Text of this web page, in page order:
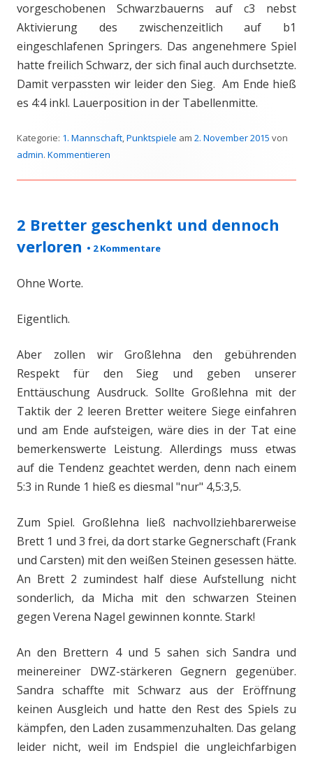
vorgeschobenen Schwarzbauerns auf c3 nebst
Aktivierung des zwischenzeitlich auf b1
eingeschlafenen Springers. Das angenehmere Spiel
hatte freilich Schwarz, der sich final auch durchsetzte.
Damit verpassten wir leider den Sieg. Am Ende hieß
es 4:4 inkl. Lauerposition in der Tabellenmitte.
Kategorie: 1. Mannschaft,Punktspiele am 2. November 2015 von
admin. Kommentieren
2 Bretter geschenkt und dennoch
verloren • 2 Kommentare
Ohne Worte.
Eigentlich.
Aber zollen wir Großlehna den gebührenden
Respekt für den Sieg und geben unserer
Enttäuschung Ausdruck. Sollte Großlehna mit der
Taktik der 2 leeren Bretter weitere Siege einfahren
und am Ende aufsteigen, wäre dies in der Tat eine
bemerkenswerte Leistung. Allerdings muss etwas
auf die Tendenz geachtet werden, denn nach einem
5:3 in Runde 1 hieß es diesmal "nur" 4,5:3,5.
Zum Spiel. Großlehna ließ nachvollziehbarerweise
Brett 1 und 3 frei, da dort starke Gegnerschaft (Frank
und Carsten) mit den weißen Steinen gesessen hätte.
An Brett 2 zumindest half diese Aufstellung nicht
sonderlich, da Micha mit den schwarzen Steinen
gegen Verena Nagel gewinnen konnte. Stark!
An den Brettern 4 und 5 sahen sich Sandra und
meinereiner DWZ-stärkeren Gegnern gegenüber.
Sandra schaffte mit Schwarz aus der Eröffnung
keinen Ausgleich und hatte den Rest des Spiels zu
kämpfen, den Laden zusammenzuhalten. Das gelang
leider nicht, weil im Endspiel die ungleichfarbigen